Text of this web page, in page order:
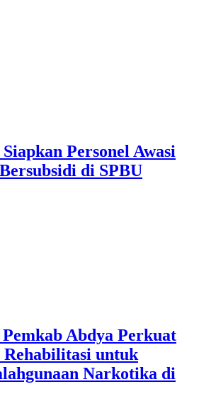
Personel Awasi
di SPBU
Abdya Perkuat
Rehabilitasi untuk
Narkotika di